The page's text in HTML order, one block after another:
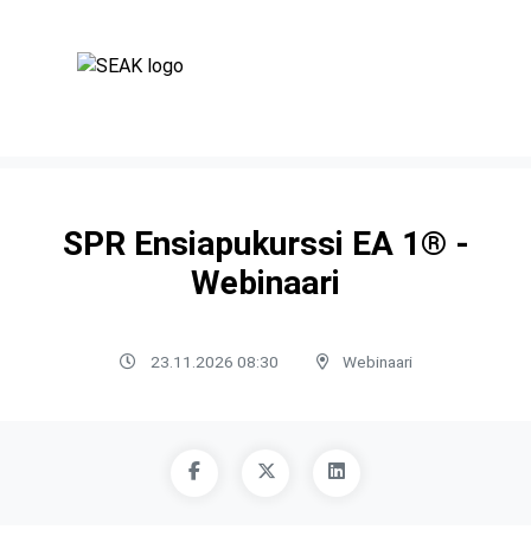
SPR Ensiapukurssi EA 1® -
Webinaari
23.11.2026 08:30 Webinaari